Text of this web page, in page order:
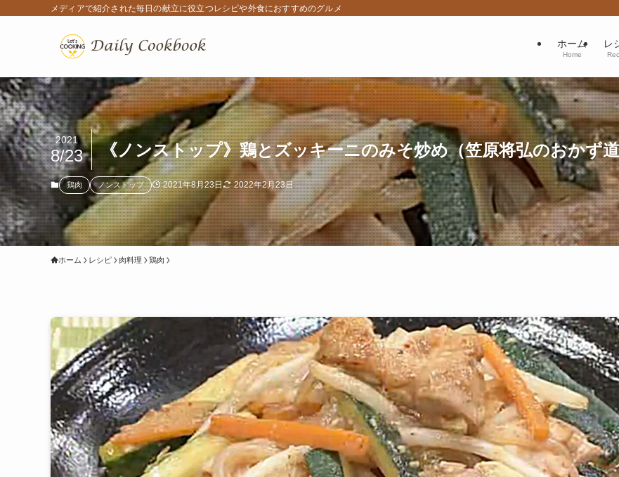
メディアで紹介された毎日の献立に役立つレシピや外食におすすめのグルメ
ホーム
Home
レ
《ノンストップ》鶏とズッキーニのみそ炒め（笠原将弘のおかず
2021
8/23
鶏肉 ノンストップ 2021年8月23日 2022年2月23日
ホーム レシピ 肉料理 鶏肉